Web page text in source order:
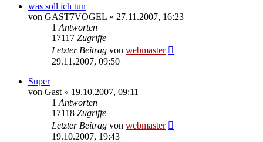
was soll ich tun
von GAST7VOGEL » 27.11.2007, 16:23
1 Antworten
17117 Zugriffe
Letzter Beitrag von webmaster
29.11.2007, 09:50
Super
von Gast » 19.10.2007, 09:11
1 Antworten
17118 Zugriffe
Letzter Beitrag von webmaster
19.10.2007, 19:43